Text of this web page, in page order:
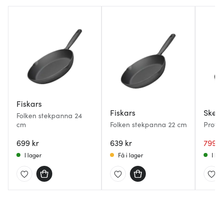
Fiskars
Folken stekpanna 24
cm
699 kr
I lager
Fiskars
Folken stekpanna 22 cm
639 kr
Få i lager
cm
799
I